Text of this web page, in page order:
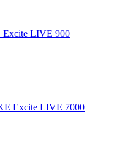
Excite LIVE 900